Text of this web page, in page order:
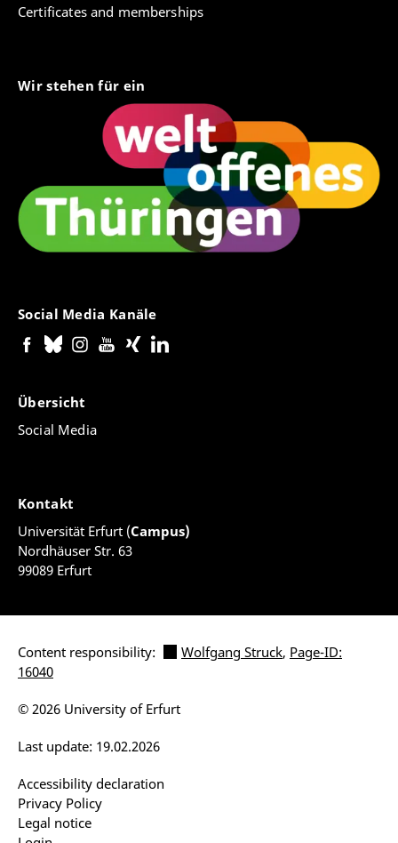
Certificates and memberships
Wir stehen für ein
Social Media Kanäle
Übersicht
Social Media
Kontakt
Universität Erfurt (Campus)
Nordhäuser Str. 63
99089 Erfurt
Content responsibility: Wolfgang Struck, Page-ID:
16040
Accessibility declaration
Privacy Policy
Legal notice
Last update: 19.02.2026
© 2026 University of Erfurt